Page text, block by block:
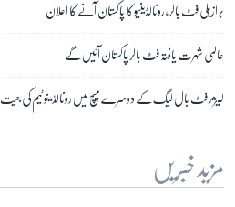
برازیلی فٹ بالر، رونالڈینیو کا پاکستان آنے کا اعلان
عالمی شہرت یافتہ فٹ بالر پاکستان آئیں گے
لیژر فٹ بال لیگ کے دوسرے میچ میں رونالڈینو ٹیم کی جیت
مزید خبریں